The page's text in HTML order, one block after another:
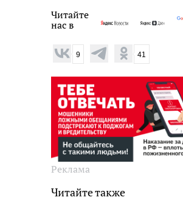
Читайте
нас в
9 41
Реклама
Читайте также